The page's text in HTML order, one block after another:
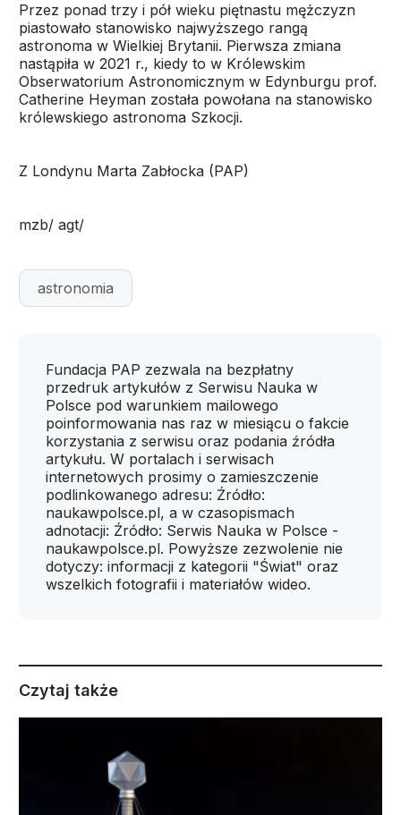
Przez ponad trzy i pół wieku piętnastu mężczyzn
piastowało stanowisko najwyższego rangą
astronoma w Wielkiej Brytanii. Pierwsza zmiana
nastąpiła w 2021 r., kiedy to w Królewskim
Obserwatorium Astronomicznym w Edynburgu prof.
Catherine Heyman została powołana na stanowisko
królewskiego astronoma Szkocji.
Z Londynu Marta Zabłocka (PAP)
mzb/ agt/
astronomia
Fundacja PAP zezwala na bezpłatny
przedruk artykułów z Serwisu Nauka w
Polsce pod warunkiem mailowego
poinformowania nas raz w miesiącu o fakcie
korzystania z serwisu oraz podania źródła
artykułu. W portalach i serwisach
internetowych prosimy o zamieszczenie
podlinkowanego adresu: Źródło:
naukawpolsce.pl, a w czasopismach
adnotacji: Źródło: Serwis Nauka w Polsce -
naukawpolsce.pl. Powyższe zezwolenie nie
dotyczy: informacji z kategorii "Świat" oraz
wszelkich fotografii i materiałów wideo.
Czytaj także